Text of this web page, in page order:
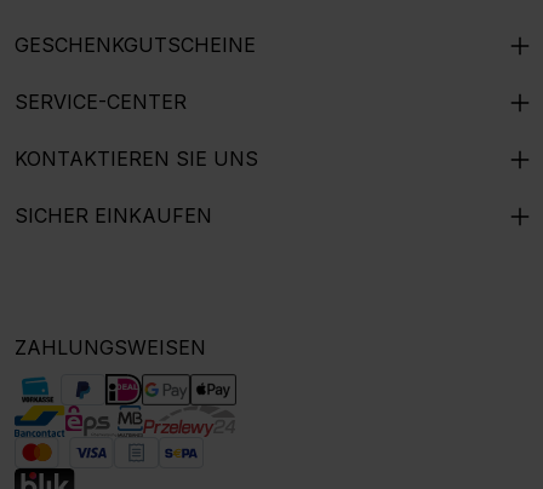
GESCHENKGUTSCHEINE
SERVICE-CENTER
KONTAKTIEREN SIE UNS
SICHER EINKAUFEN
ZAHLUNGSWEISEN